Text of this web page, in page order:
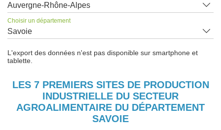
Auvergne-Rhône-Alpes
Choisir un département
Savoie
L'export des données n'est pas disponible sur smartphone et
tablette.
LES 7 PREMIERS SITES DE PRODUCTION
INDUSTRIELLE DU SECTEUR
AGROALIMENTAIRE DU DÉPARTEMENT
SAVOIE